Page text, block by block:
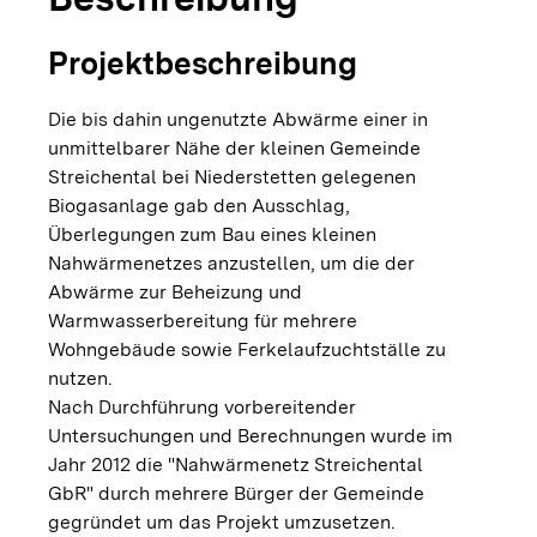
Projektbeschreibung
Die bis dahin ungenutzte Abwärme einer in
unmittelbarer Nähe der kleinen Gemeinde
Streichental bei Niederstetten gelegenen
Biogasanlage gab den Ausschlag,
Überlegungen zum Bau eines kleinen
Nahwärmenetzes anzustellen, um die der
Abwärme zur Beheizung und
Warmwasserbereitung für mehrere
Wohngebäude sowie Ferkelaufzuchtställe zu
nutzen.
Nach Durchführung vorbereitender
Untersuchungen und Berechnungen wurde im
Jahr 2012 die "Nahwärmenetz Streichental
GbR" durch mehrere Bürger der Gemeinde
gegründet um das Projekt umzusetzen.